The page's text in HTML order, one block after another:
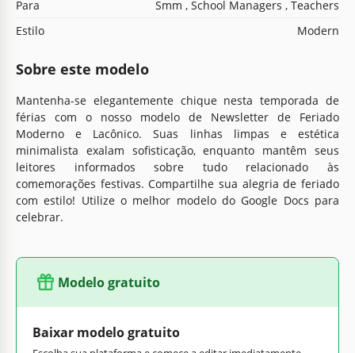
Para
Smm , School Managers , Teachers
Estilo
Modern
Sobre este modelo
Mantenha-se elegantemente chique nesta temporada de
férias com o nosso modelo de Newsletter de Feriado
Moderno e Lacônico. Suas linhas limpas e estética
minimalista exalam sofisticação, enquanto mantêm seus
leitores informados sobre tudo relacionado às
comemorações festivas. Compartilhe sua alegria de feriado
com estilo! Utilize o melhor modelo do Google Docs para
celebrar.
Modelo gratuito
Baixar modelo gratuito